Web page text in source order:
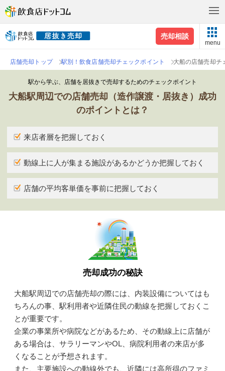
売却相談
menu
店舗売却トップ 駅別！飲食店舗売却チェックポイント 大船の店舗売却チ
駅から学ぶ、店舗を居抜きで売却するためのチェックポイント
大船駅周辺での店舗売却（造作譲渡・居抜き）成功
のポイントとは？
来店者層を把握しておく
動線上に人が集まる施設があるかどうか把握しておく
店舗の平均客単価を事前に把握しておく
売却成功の秘訣
大船駅周辺での店舗売却の際には、内装設備についてはも
ちろんの事、駅利用者や近隣住民の動線を把握しておくこ
とが重要です。
企業の事業所や病院などがあるため、その動線上に店舗が
ある場合は、サラリーマンやOL、病院利用者の来店が多
くなることが予想されます。
また、主要施設への動線外でも、近隣には高所得のファミ